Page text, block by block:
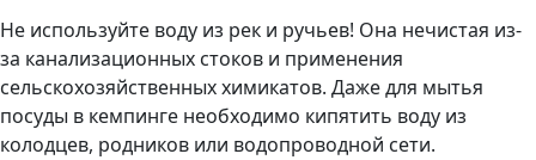
Не используйте воду из рек и ручьев! Она нечистая из-
за канализационных стоков и применения
сельскохозяйственных химикатов. Даже для мытья
посуды в кемпинге необходимо кипятить воду из
колодцев, родников или водопроводной сети.